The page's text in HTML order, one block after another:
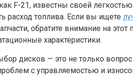
F-21, известны своей
расход топлива. Если вы ищете
обратите внимание на
характеристики.
дисков — это не только
с управляемостью и